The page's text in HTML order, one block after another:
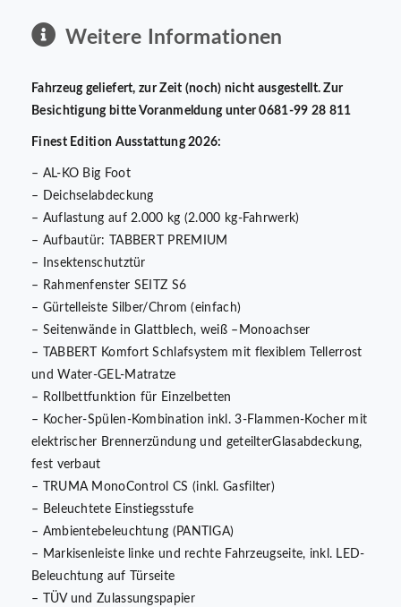
Weitere Informationen
Fahrzeug geliefert, zur Zeit (noch) nicht ausgestellt. Zur
Besichtigung bitte Voranmeldung unter 0681-99 28 811
Finest Edition Ausstattung 2026:
– AL-KO Big Foot
– Deichselabdeckung
– Auflastung auf 2.000 kg (2.000 kg-Fahrwerk)
– Aufbautür: TABBERT PREMIUM
– Insektenschutztür
– Rahmenfenster SEITZ S6
– Gürtelleiste Silber/Chrom (einfach)
– Seitenwände in Glattblech, weiß –Monoachser
– TABBERT Komfort Schlafsystem mit flexiblem Tellerrost
und Water-GEL-Matratze
– Rollbettfunktion für Einzelbetten
– Kocher-Spülen-Kombination inkl. 3-Flammen-Kocher mit
elektrischer Brennerzündung und geteilterGlasabdeckung,
fest verbaut
– TRUMA MonoControl CS (inkl. Gasfilter)
– Beleuchtete Einstiegsstufe
– Ambientebeleuchtung (PANTIGA)
– Markisenleiste linke und rechte Fahrzeugseite, inkl. LED-
Beleuchtung auf Türseite
– TÜV und Zulassungspapier